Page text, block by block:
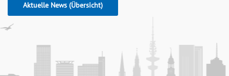
Aktuelle News (Übersicht)